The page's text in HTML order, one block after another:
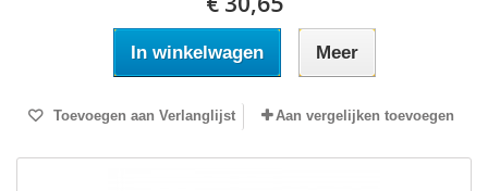
In winkelwagen Meer
Toevoegen aan Verlanglijst Aan vergelijken toevoegen